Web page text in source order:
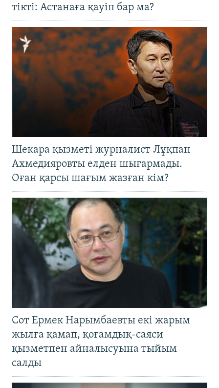
тікті: Астанаға қауіп бар ма?
Шекара қызметі журналист Лұқпан
Ахмедияровты елден шығармады.
Оған қарсы шағым жазған кім?
Сот Ермек Нарымбаевты екі жарым
жылға қамап, қоғамдық-саяси
қызметпен айналысуына тыйым
салды